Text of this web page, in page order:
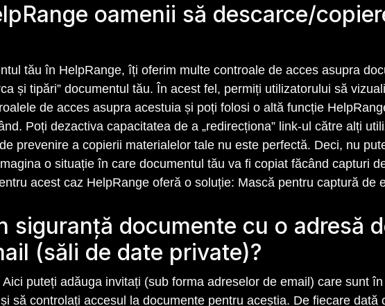
oamenii să descarce/
tău în HelpRange, îți oferim multe controale de acces asupra
și tipări” documentul tău. În acest fel, permiți utilizatorului să
de acces asupra acestuia și poți folosi o altă funcție
Poți dezactiva capacitatea de a „redirecționa” link-ul către alți
prevenire a copierii materialelor tale nu este perfectă. Deci, nu
o situație în care documentul tău va fi copiat făcând capturi
acest caz HelpRange oferă o soluție: Mască pentru captură de
siguranță documente cu o adresă
(săli de date private)?
puteți adăuga invitați (sub forma adreselor de email) care sunt
să controlați accesul la documente pentru aceștia. De fiecare dată